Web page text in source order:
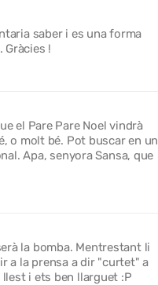
saber i es una forma
Gràcies !
el Pare Pare Noel vindrà
o molt bé. Pot buscar en un
Apa, senyora Sansa, que
la bomba. Mentrestant li
a la prensa a dir "curtet" a
llest i ets ben llarguet :P